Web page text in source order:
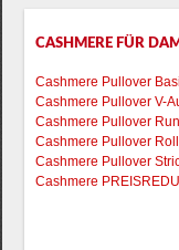
CASHMERE FÜR
Cashmere Pullover
Cashmere Pullover V-
Cashmere Pullover
Cashmere Pullover
Cashmere Pullover
Cashmere